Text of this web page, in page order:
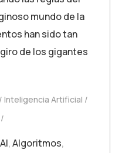
mundo de la
han sido tan
de los gigantes
Inteligencia Artificial
,Algoritmos,